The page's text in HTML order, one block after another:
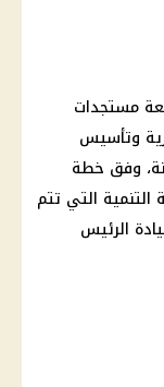
مستجدات
وتأسيس
وفق خطة
التي تتم
الرئيس